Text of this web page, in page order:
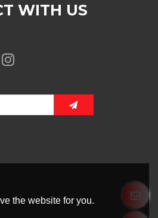
WITH US
the website for you.